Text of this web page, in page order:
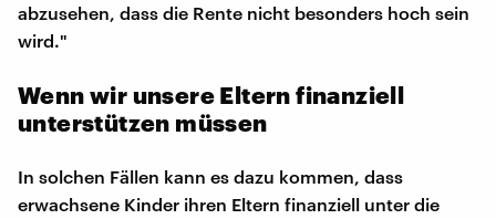
abzusehen, dass die Rente nicht besonders hoch sein
wird."
Wenn wir unsere Eltern finanziell
unterstützen müssen
In solchen Fällen kann es dazu kommen, dass
erwachsene Kinder ihren Eltern finanziell unter die